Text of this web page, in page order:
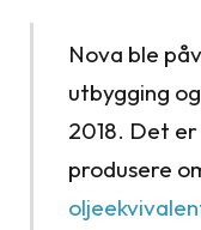
Nova ble
utbygging
2018. Det
produsere